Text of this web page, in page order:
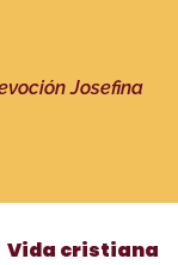
Josefina
Vida cristiana